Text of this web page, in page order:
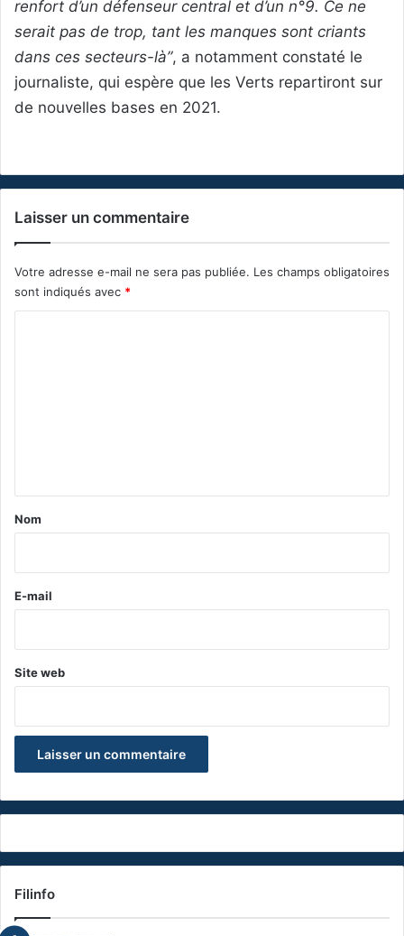
renfort d’un défenseur central et d’un n°9. Ce ne
serait pas de trop, tant les manques sont criants
dans ces secteurs-là”, a notamment constaté le
journaliste, qui espère que les Verts repartiront sur
de nouvelles bases en 2021.
Laisser un commentaire
Votre adresse e-mail ne sera pas publiée. Les champs obligatoires
sont indiqués avec *
a
e
Nom
E-mail
Site web
Filinfo